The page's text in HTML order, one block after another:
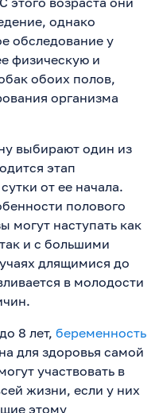
однако
обследование у
физическую и
обоих полов,
организма
выбирают один из
этап
от ее начала.
полового
могут наступать как
и с большими
длящимися до
в молодости
8 лет, беременность
для здоровья самой
участвовать в
жизни, если у них
этому